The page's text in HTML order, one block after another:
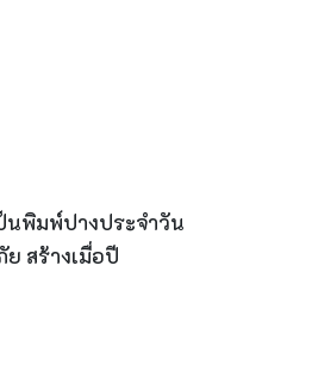
นพิมพ์ปางประจำวัน
สร้างเมื่อปี